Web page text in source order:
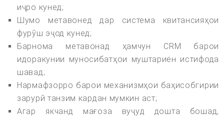
иҷро кунед;
Шумо метавонед дар система квитансияҳои
фурӯш эҷод кунед;
Барнома метавонад ҳамчун CRM барои
идоракунии муносибатҳои муштариён истифода
шавад;
Нармафзорро барои механизмҳои баҳисобгирии
зарурӣ танзим кардан мумкин аст;
Агар якчанд мағоза вуҷуд дошта бошад,